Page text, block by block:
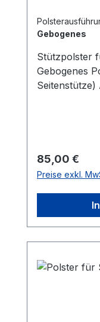
Stützpolster
Gebogenes
Seitenstütze) Abmessungen: 70 x 150
Regulärer
85,00 €
Preise exkl.